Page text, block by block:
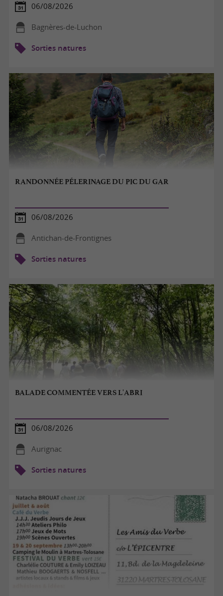
06/08/2026
Bagnères-de-Luchon
Sorties natures
RANDONNÉE PÉLERINAGE DU PIC DU GAR
06/08/2026
Antichan-de-Frontignes
Sorties natures
BALADE COMMENTÉE VERS L'ABRI
06/08/2026
Aurignac
Sorties natures